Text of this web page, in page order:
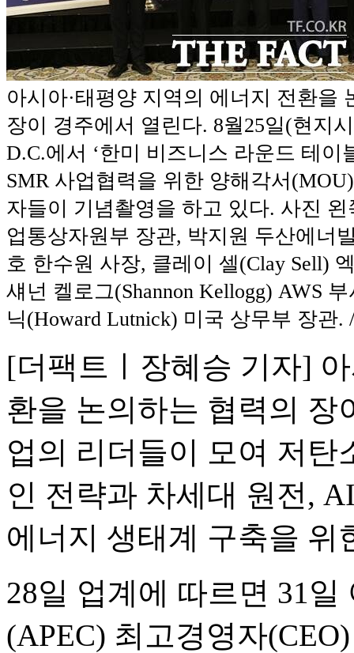
아시아·태평양 지역의 에너지 전환을
장이 경주에서 열린다. 8월25일(현지
D.C.에서 ‘한미 비즈니스 라운드 테이
SMR 사업협력을 위한 양해각서
자들이 기념촬영을 하고 있다. 사진
업통상자원부 장관, 박지원 두산에너
호 한수원 사장, 클레이 셀(Clay Sell)
섀넌 켈로그(Shannon Kellogg) AWS
닉(Howard Lutnick) 미국 상무부 장관.
[더팩트ㅣ장혜승 기자]
환을 논의하는 협력의 장
업의 리더들이 모여 저
인 전략과 차세대 원전,
에너지 생태계 구축을 위
28일 업계에 따르면 31
(APEC) 최고경영자